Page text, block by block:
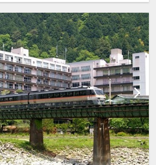
すが、岩盤浴は男性のみの
かねます。
、カップル専用室のご用意
ます）
呂・岩盤浴のご利用に関し
受け付けています。
よっては混み合っているこ
希望にそえない場合がござ